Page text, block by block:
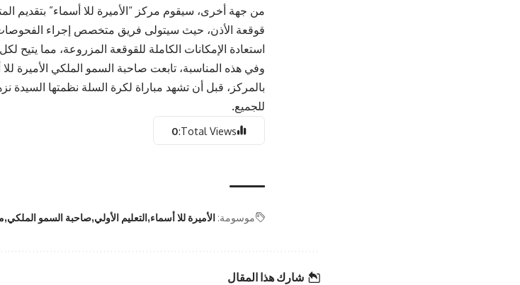
من جهة أخرى، سيقوم مركز “الأميرة للا أسماء” بتقديم
قوقعة الأذن، حيث سيتولى فريق متخصص إجراء الفحوصات
استعادة الإمكانات الكاملة للقوقعة المزروعة، مما
وفي هذه المناسبة، تابعت صاحبة السمو الملكي الأميرة
بالمركز، قبل أن تشهد مباراة لكرة السلة نظمتها السيدة
للجميع.
Total Views:
0
موسومة: الأميرة للا أسماء التعليم الأولي صاحبة السمو الملكي
شارك هذا المقال